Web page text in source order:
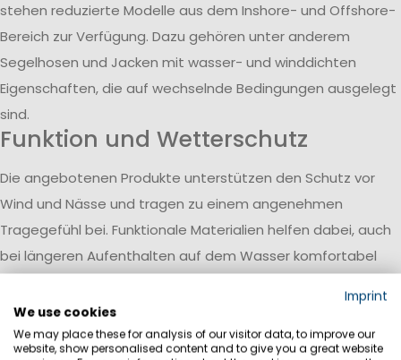
stehen reduzierte Modelle aus dem Inshore- und Offshore-
Bereich zur Verfügung. Dazu gehören unter anderem
Segelhosen und Jacken mit wasser- und winddichten
Eigenschaften, die auf wechselnde Bedingungen ausgelegt
sind.
Funktion und Wetterschutz
Die angebotenen Produkte unterstützen den Schutz vor
Wind und Nässe und tragen zu einem angenehmen
Tragegefühl bei. Funktionale Materialien helfen dabei, auch
bei längeren Aufenthalten auf dem Wasser komfortabel
Ergänzung durch
Alltagsbekleidung
Imprint
We use cookies
We may place these for analysis of our visitor data, to improve our
website, show personalised content and to give you a great website